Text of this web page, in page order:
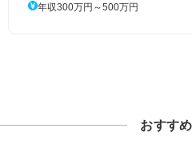
年収300万円～500万円
おすす